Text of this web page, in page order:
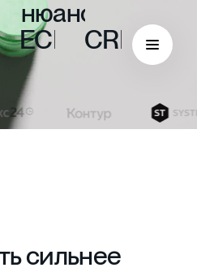
нюансы
ECM,
CRM,
сильнее